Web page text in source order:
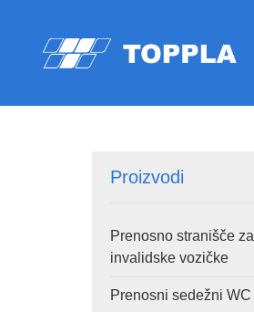
Proizvodi
Prenosno stranišče za
invalidske vozičke
Prenosni sedežni WC